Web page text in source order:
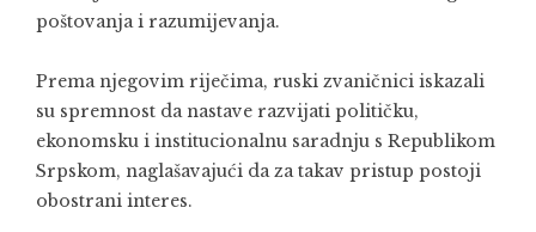
poštovanja i razumijevanja.
Prema njegovim riječima, ruski zvaničnici iskazali
su spremnost da nastave razvijati političku,
ekonomsku i institucionalnu saradnju s Republikom
Srpskom, naglašavajući da za takav pristup postoji
obostrani interes.